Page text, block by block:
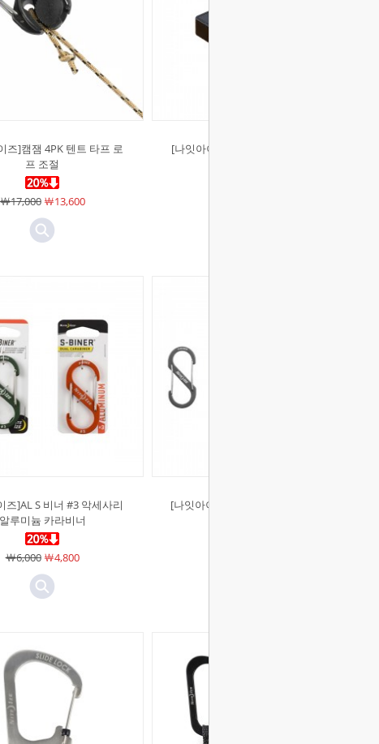
즈]캠잼 4PK 텐트 타프 로
프 조절
￦17,000￦13,600
[나잇아이즈]코드 ID 프로텍션 케이
즈]AL S 비너 #3 악세사리
알루미늄 카라비너
￦6,000￦4,800
[나잇아이즈]AL S 비너 #2 악세사리